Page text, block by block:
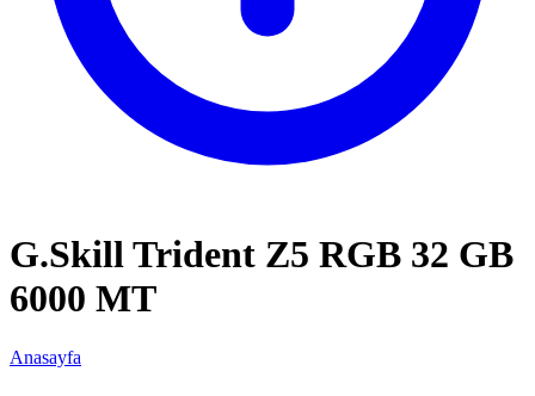
G.Skill Trident Z5 RGB 32 GB
6000 MT
Anasayfa